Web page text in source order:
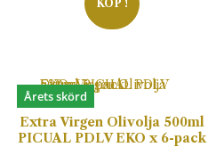
KÖP !
Årets skörd
Extra Virgen Olivolja 500ml
PICUAL PDLV EKO x 6-pack